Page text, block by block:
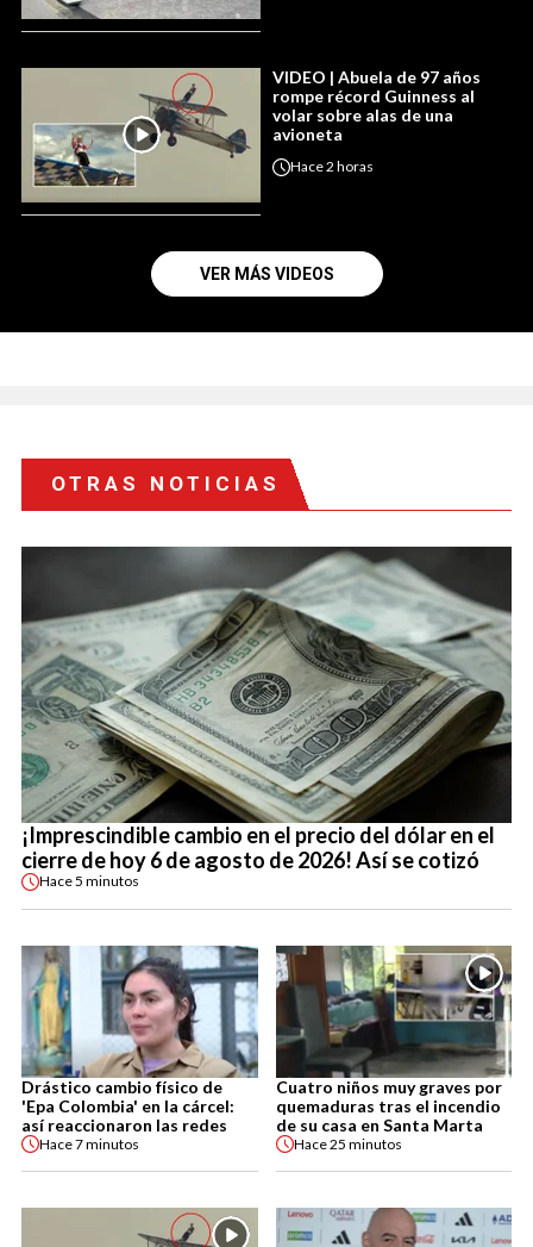
VIDEO | Abuela de 97 años
rompe récord Guinness al
volar sobre alas de una
avioneta
Hace2 horas
VER MÁS VIDEOS
OTRAS NOTICIAS
¡Imprescindible cambio en el precio del dólar en el
cierre de hoy 6 de agosto de 2026! Así se cotizó
Hace5 minutos
Drástico cambio físico de
'Epa Colombia' en la cárcel:
así reaccionaron las redes
Hace7 minutos
Cuatro niños muy graves por
quemaduras tras el incendio
de su casa en Santa Marta
Hace25 minutos